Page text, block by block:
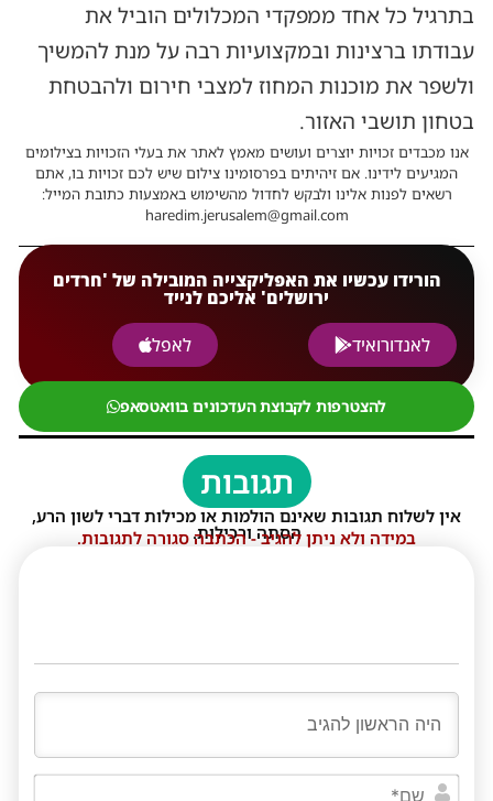
בתרגיל כל אחד ממפקדי המכלולים הוביל את
עבודתו ברצינות ובמקצועיות רבה על מנת להמשיך
ולשפר את מוכנות המחוז למצבי חירום ולהבטחת
בטחון תושבי האזור.
אנו מכבדים זכויות יוצרים ועושים מאמץ לאתר את בעלי הזכויות בצילומים
המגיעים לידינו. אם זיהיתים בפרסומינו צילום שיש לכם זכויות בו, אתם
רשאים לפנות אלינו ולבקש לחדול מהשימוש באמצעות כתובת המייל:
haredim.jerusalem@gmail.com
הורידו עכשיו את האפליקצייה המובילה של 'חרדים
ירושלים' אליכם לנייד
לאנדורואיד
לאפל
להצטרפות לקבוצת העדכונים בוואטסאפ
תגובות
אין לשלוח תגובות שאינם הולמות או מכילות דברי לשון הרע,
הסתה ורכילות.
במידה ולא ניתן להגיב - הכתבה סגורה לתגובות.